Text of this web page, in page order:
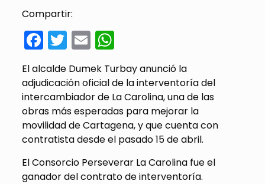
Compartir:
Facebook
Twitter
EmailWhatsApp
El alcalde Dumek Turbay anunció la
adjudicación oficial de la interventoría del
intercambiador de La Carolina, una de las
obras más esperadas para mejorar la
movilidad de Cartagena, y que cuenta con
contratista desde el pasado 15 de abril.
El Consorcio Perseverar La Carolina fue el
ganador del contrato de interventoría.